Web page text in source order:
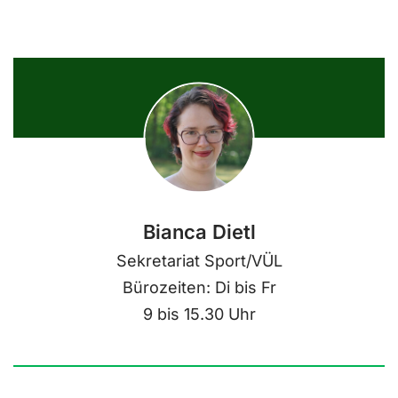
Bianca Dietl
Sekretariat Sport/VÜL
Bürozeiten: Di bis Fr
9 bis 15.30 Uhr